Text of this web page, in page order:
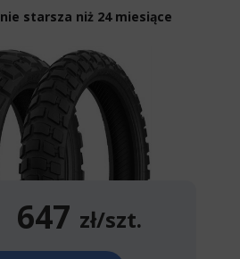
nie starsza niż 24 miesiące
647 zł/szt.